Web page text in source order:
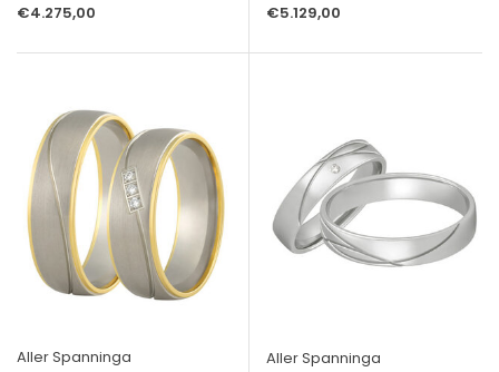
€4.275,00
€5.129,00
Aller Spanninga Aller Spanninga